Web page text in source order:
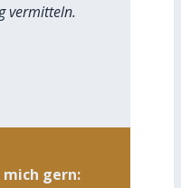
vermitteln.
gern: